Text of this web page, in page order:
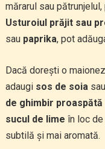
mărarul sau
Usturoiul prăjit sau
sau paprika, pot
Dacă dorești o
adaugi sos de soiasau
de ghimbir proaspătă
sucul de lime în loc
subtilă și mai aromată.